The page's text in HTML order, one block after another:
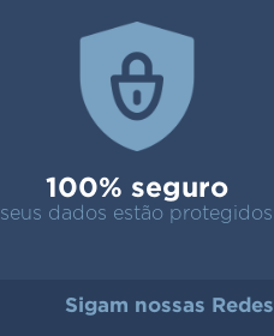
100% seguro
seus dados estão protegidos
Sigam nossas Redes